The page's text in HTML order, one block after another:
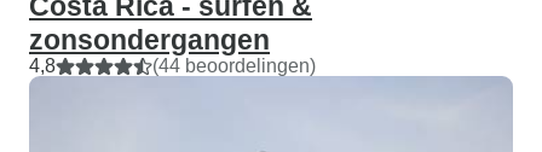
zonsondergangen
4,8 (44 beoordelingen)